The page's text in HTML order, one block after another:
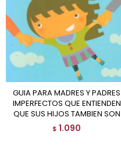
GUIA PARA MADRES Y PADRES
IMPERFECTOS QUE ENTIENDEN
QUE SUS HIJOS TAMBIEN SON
$ 1.090